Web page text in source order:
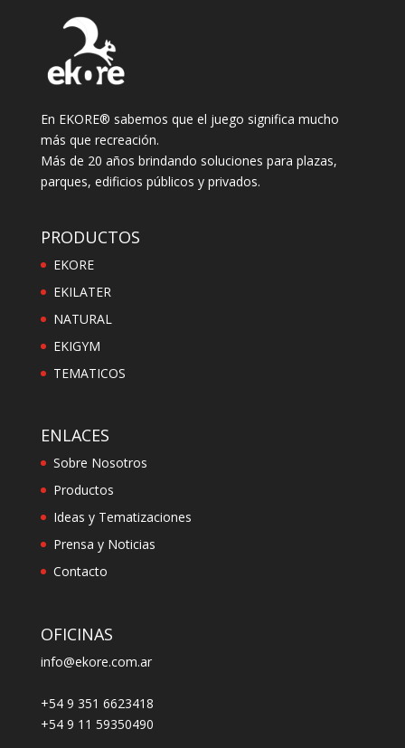
En EKORE® sabemos que el juego significa mucho
más que recreación.
Más de 20 años brindando soluciones para plazas,
parques, edificios públicos y privados.
PRODUCTOS
EKORE
EKILATER
NATURAL
EKIGYM
TEMATICOS
ENLACES
Sobre Nosotros
Productos
Ideas y Tematizaciones
Prensa y Noticias
Contacto
OFICINAS
info@ekore.com.ar
+54 9 351 6623418
+54 9 11 59350490